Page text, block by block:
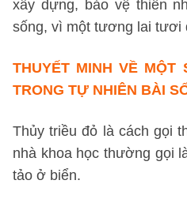
xây dựng, bảo vệ thiên
sống, vì một tương lai tươi
THUYẾT MINH VỀ MỘT
TRONG TỰ NHIÊN BÀI
Thủy triều đỏ là cách gọi
nhà khoa học thường gọi
tảo ở biển.